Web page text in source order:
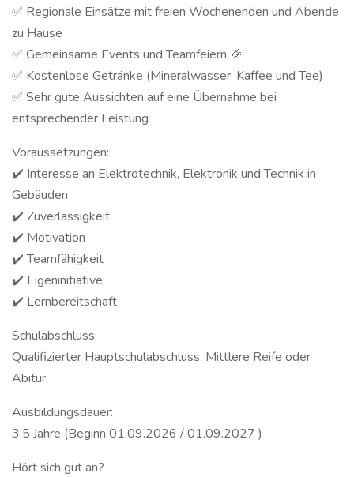
✅ Regionale Einsätze mit freien Wochenenden und Abende
zu Hause
✅ Gemeinsame Events und Teamfeiern 🎉
✅ Kostenlose Getränke (Mineralwasser, Kaffee und Tee)
✅ Sehr gute Aussichten auf eine Übernahme bei
entsprechender Leistung
Voraussetzungen:
✔️ Interesse an Elektrotechnik, Elektronik und Technik in
Gebäuden
✔️ Zuverlässigkeit
✔️ Motivation
✔️ Teamfähigkeit
✔️ Eigeninitiative
✔️ Lernbereitschaft
Schulabschluss:
Qualifizierter Hauptschulabschluss, Mittlere Reife oder
Abitur
Ausbildungsdauer:
3,5 Jahre (Beginn 01.09.2026 / 01.09.2027 )
Hört sich gut an?